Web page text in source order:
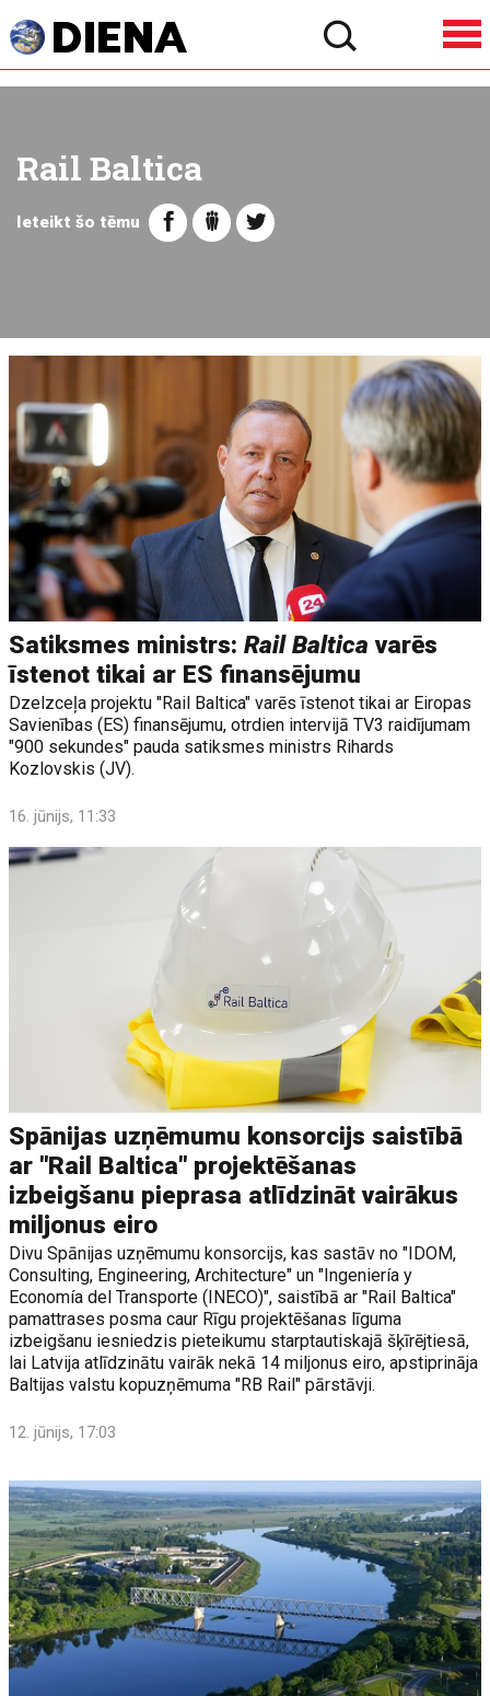
Rail Baltica
Ieteikt šo tēmu
Satiksmes ministrs:Rail Baltica varēs
īstenot tikai ar ES finansējumu
Dzelzceļa projektu "Rail Baltica" varēs īstenot tikai ar Eiropas
Savienības (ES) finansējumu, otrdien intervijā TV3 raidījumam
"900 sekundes" pauda satiksmes ministrs Rihards
Kozlovskis (JV).
16. jūnijs, 11:33
Spānijas uzņēmumu konsorcijs saistībā
ar "Rail Baltica" projektēšanas
izbeigšanu pieprasa atlīdzināt vairākus
miljonus eiro
Divu Spānijas uzņēmumu konsorcijs, kas sastāv no "IDOM,
Consulting, Engineering, Architecture" un "Ingeniería y
Economía del Transporte (INECO)", saistībā ar "Rail Baltica"
pamattrases posma caur Rīgu projektēšanas līguma
izbeigšanu iesniedzis pieteikumu starptautiskajā šķīrējtiesā,
lai Latvija atlīdzinātu vairāk nekā 14 miljonus eiro, apstiprināja
Baltijas valstu kopuzņēmuma "RB Rail" pārstāvji.
12. jūnijs, 17:03